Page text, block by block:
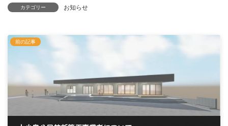
カテゴリー お知らせ
前の記事